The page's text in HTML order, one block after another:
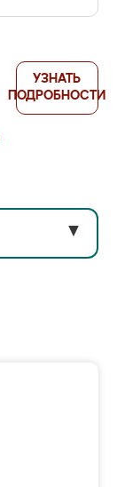
УЗНАТЬ
ПОДРОБНОСТИ
▼